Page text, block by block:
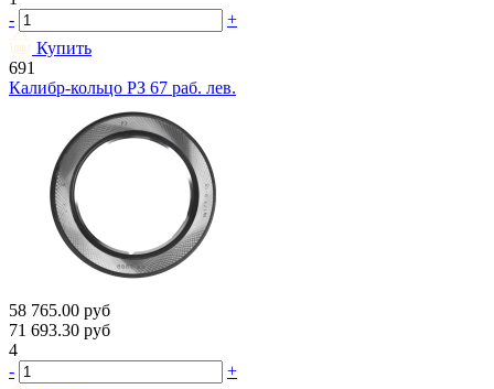
-
+
Купить
691
Калибр-кольцо РЗ 67 раб. лев.
58 765.00 руб
71 693.30 руб
4
-
+